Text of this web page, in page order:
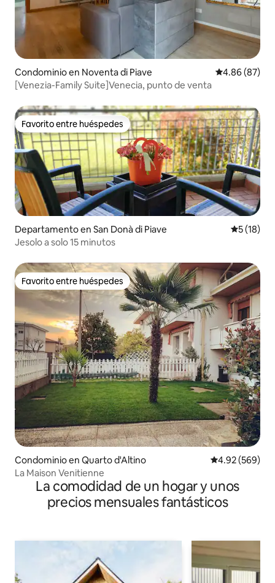
Condominio en Noventa di Piave Calificación
4.86 (87)
[Venezia-Family Suite]Venecia, punto de venta
Favorito entre huéspedes
Favorito entre huéspedes
Departamento en San Donà di Piave
5 (18)
Jesolo a solo 15 minutos
Favorito entre huéspedes
Favorito entre huéspedes
Condominio en Quarto d'Altino Calificación
4.92 (569)
La Maison Venitienne
La comodidad de un hogar y unos
precios mensuales fantásticos